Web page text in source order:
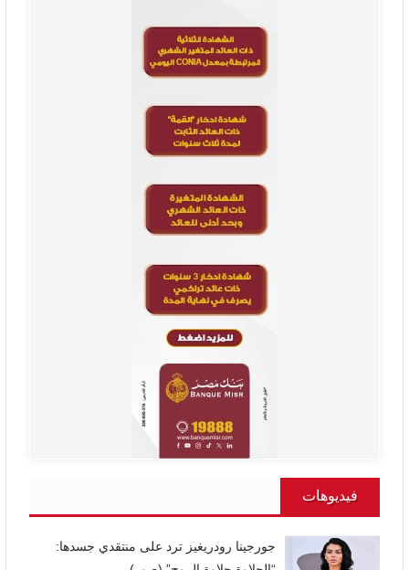
فيديوهات
جورجينا رودريغيز ترد على منتقدي جسدها: